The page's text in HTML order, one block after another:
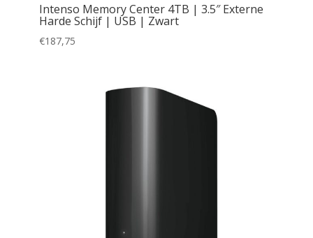
Intenso Memory Center 4TB | 3.5″ Externe
Harde Schijf | USB | Zwart
€187,75